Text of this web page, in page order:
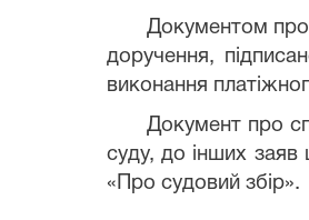
Документом про
доручення,
виконання
Документ про
суду, до інших заяв
«Про судовий збір».